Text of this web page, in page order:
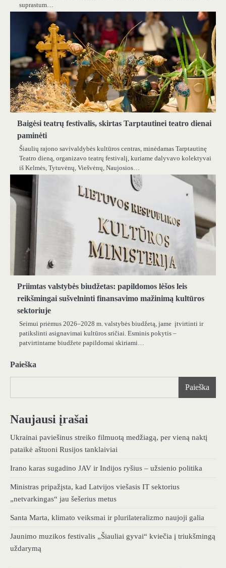
suprastum…
Baigėsi teatrų festivalis, skirtas Tarptautinei teatro dienai
paminėti
Šiaulių rajono savivaldybės kultūros centras, minėdamas Tarptautinę
Teatro dieną, organizavo teatrų festivalį, kuriame dalyvavo kolektyvai
iš Kelmės, Tytuvėnų, Viešvėnų, Naujosios…
Priimtas valstybės biudžetas: papildomos lėšos leis
reikšmingai sušvelninti finansavimo mažinimą kultūros
sektoriuje
Seimui priėmus 2026–2028 m. valstybės biudžetą, jame įtvirtinti ir
patikslinti asignavimai kultūros sričiai. Esminis pokytis –
patvirtintame biudžete papildomai skiriami…
Paieška
Paieška
Naujausi įrašai
Ukrainai paviešinus streiko filmuotą medžiagą, per vieną naktį
pataikė aštuoni Rusijos tanklaiviai
Irano karas sugadino JAV ir Indijos ryšius – užsienio politika
Ministras pripažįsta, kad Latvijos viešasis IT sektorius
„netvarkingas“ jau šešerius metus
Santa Marta, klimato veiksmai ir plurilateralizmo naujoji galia
Jaunimo muzikos festivalis „Šiauliai gyvai“ kviečia į triukšmingą
uždarymą